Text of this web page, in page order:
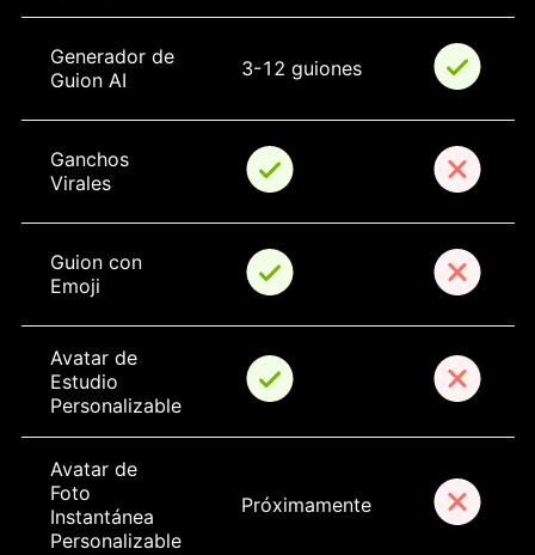
Generador de
Guion AI
3-12 guiones
Ganchos
Virales
Guion con
Emoji
Avatar de
Estudio
Personalizable
Avatar de
Foto
Instantánea
Personalizable
Próximamente